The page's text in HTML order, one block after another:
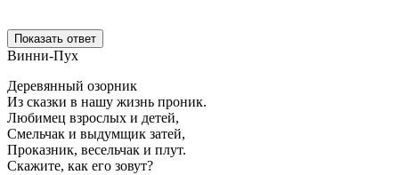
Показать ответ
Винни-Пух
Деревянный озорник
Из сказки в нашу жизнь проник.
Любимец взрослых и детей,
Смельчак и выдумщик затей,
Проказник, весельчак и плут.
Скажите, как его зовут?